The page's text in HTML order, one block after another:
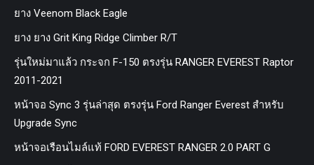
ยาง Veenom Black Eagle
ยาง ยาง Grit King Ridge Climber R/T
รุ่นใหม่มาแล้ว กระจก F-150 ตรงรุ่น RANGER EVEREST Raptor
2011-2021
หน้าจอ Sync 3 รุ่นล่าสุด ตรงรุ่น Ford Ranger Everest สำหรับ
Upgrade Sync
หน้าจอเรือนไมล์แท้ FORD EVEREST RANGER 2.0 PART G